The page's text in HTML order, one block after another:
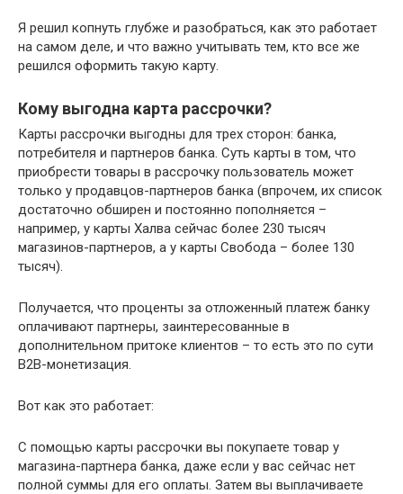
Я решил копнуть глубже и разобраться, как это работает
на самом деле, и что важно учитывать тем, кто все же
решился оформить такую карту.
Кому выгодна карта рассрочки?
Карты рассрочки выгодны для трех сторон: банка,
потребителя и партнеров банка. Суть карты в том, что
приобрести товары в рассрочку пользователь может
только у продавцов-партнеров банка (впрочем, их список
достаточно обширен и постоянно пополняется –
например, у карты Халва сейчас более 230 тысяч
магазинов-партнеров, а у карты Свобода – более 130
тысяч).
Получается, что проценты за отложенный платеж банку
оплачивают партнеры, заинтересованные в
дополнительном притоке клиентов – то есть это по сути
B2B-монетизация.
Вот как это работает:
С помощью карты рассрочки вы покупаете товар у
магазина-партнера банка, даже если у вас сейчас нет
полной суммы для его оплаты. Затем вы выплачиваете